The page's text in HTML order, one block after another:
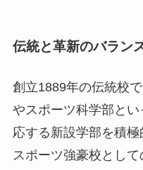
伝統と革新のバラン
創立1889年の伝統校
やスポーツ科学部と
応する新設学部を積極
スポーツ強豪校とし